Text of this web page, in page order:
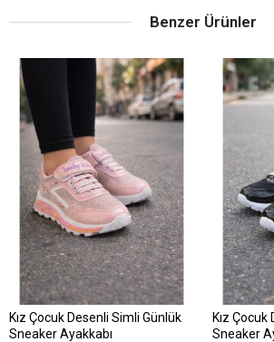
Benzer Ürünler
Kız Çocuk Desenli Simli Günlük
Sneaker Ayakkabı
Kız
Sneaker